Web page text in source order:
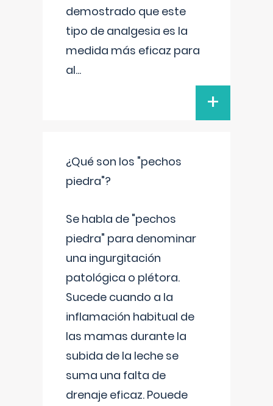
demostrado que este
tipo de analgesia es la
medida más eficaz para
al...
+
¿Qué son los "pechos
piedra"?
Se habla de "pechos
piedra" para denominar
una ingurgitación
patológica o plétora.
Sucede cuando a la
inflamación habitual de
las mamas durante la
subida de la leche se
suma una falta de
drenaje eficaz. Pouede